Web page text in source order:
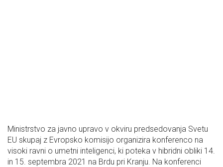
Ministrstvo za javno upravo v okviru predsedovanja Svetu
EU skupaj z Evropsko komisijo organizira konferenco na
visoki ravni o umetni inteligenci, ki poteka v hibridni obliki 14.
in 15. septembra 2021 na Brdu pri Kranju. Na konferenci